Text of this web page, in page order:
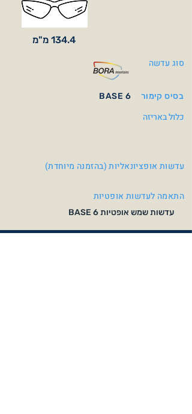
134.4 מ"מ
סוג עדשה
BASE 6 בסיס קימור
כלול באריזה
עדשות אופציונאליות (בהזמנה מיוחדת)
התאמה לעדשות אופטיות
עדשות שמש אופטיות BASE 6